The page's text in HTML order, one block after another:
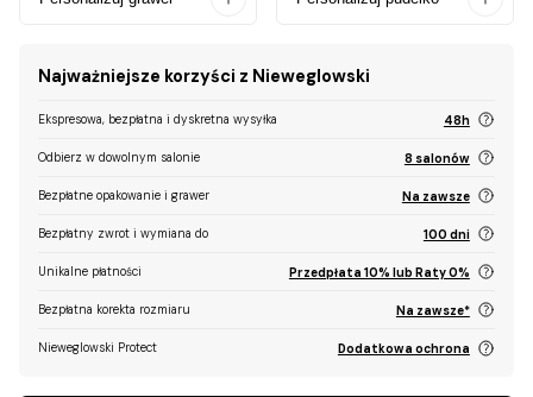
Najważniejsze korzyści z Nieweglowski
Ekspresowa, bezpłatna i dyskretna wysyłka 48h
Odbierz w dowolnym salonie 8 salonów
Bezpłatne opakowanie i grawer Na zawsze
Bezpłatny zwrot i wymiana do 100 dni
Unikalne płatności Przedpłata 10% lub Raty 0%
Bezpłatna korekta rozmiaru Na zawsze*
Nieweglowski Protect Dodatkowa ochrona